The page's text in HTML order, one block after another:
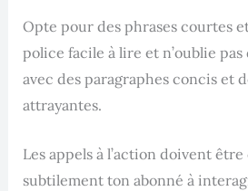
Opte pour des phrases courtes
police facile à lire et n’oublie pas
avec des paragraphes concis et
attrayantes.
Les appels à l’action doivent
subtilement ton abonné à